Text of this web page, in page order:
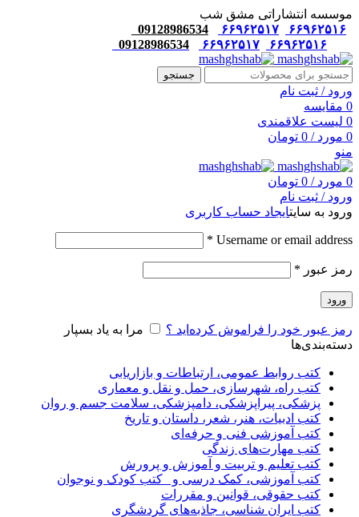
موسسه انتشاراتی مشق شب
۶۶۹۶۲۵۱۶
۶۶۹۶۲۵۱۷
09128986534
۶۶۹۶۲۵۱۶
۶۶۹۶۲۵۱۷ 09128986534
جستجو
ورود / ثبت نام
0 مقایسه
0 لیست علاقمندی
0 مورد /
0 تومان
منو
0 مورد /
0 تومان
ورود / ثبت نام
ورود به سایتایجاد حساب کاربری
Username or email address
*
رمز عبور *
ورود
رمز عبور خود را فراموش کرده‌اید ؟
مرا به یاد بسپار
دسته‌بندی‌ها
کتب روابط عمومی، ارتباطات و بازاریابی
کتب راه، شهرسازی، حمل و نقل و معماری
پزشکی، پیراپزشکی، دامپزشکی، سلامت جسم و روان
کتب ادبیات، هنر، شعر، داستان و تاریخ
کتب آموزشی فنی و حرفه‌ای
کتب مهارت‌های زندگی
کتب تعلیم و تربیت و آموزش و پرورش
کتب آموزشی، کمک درسی و _کتب کودک و نوجوان
کتب حقوقی، قوانین و مقررات
کتب ایران شناسی، جاذبه‌های گردشگری